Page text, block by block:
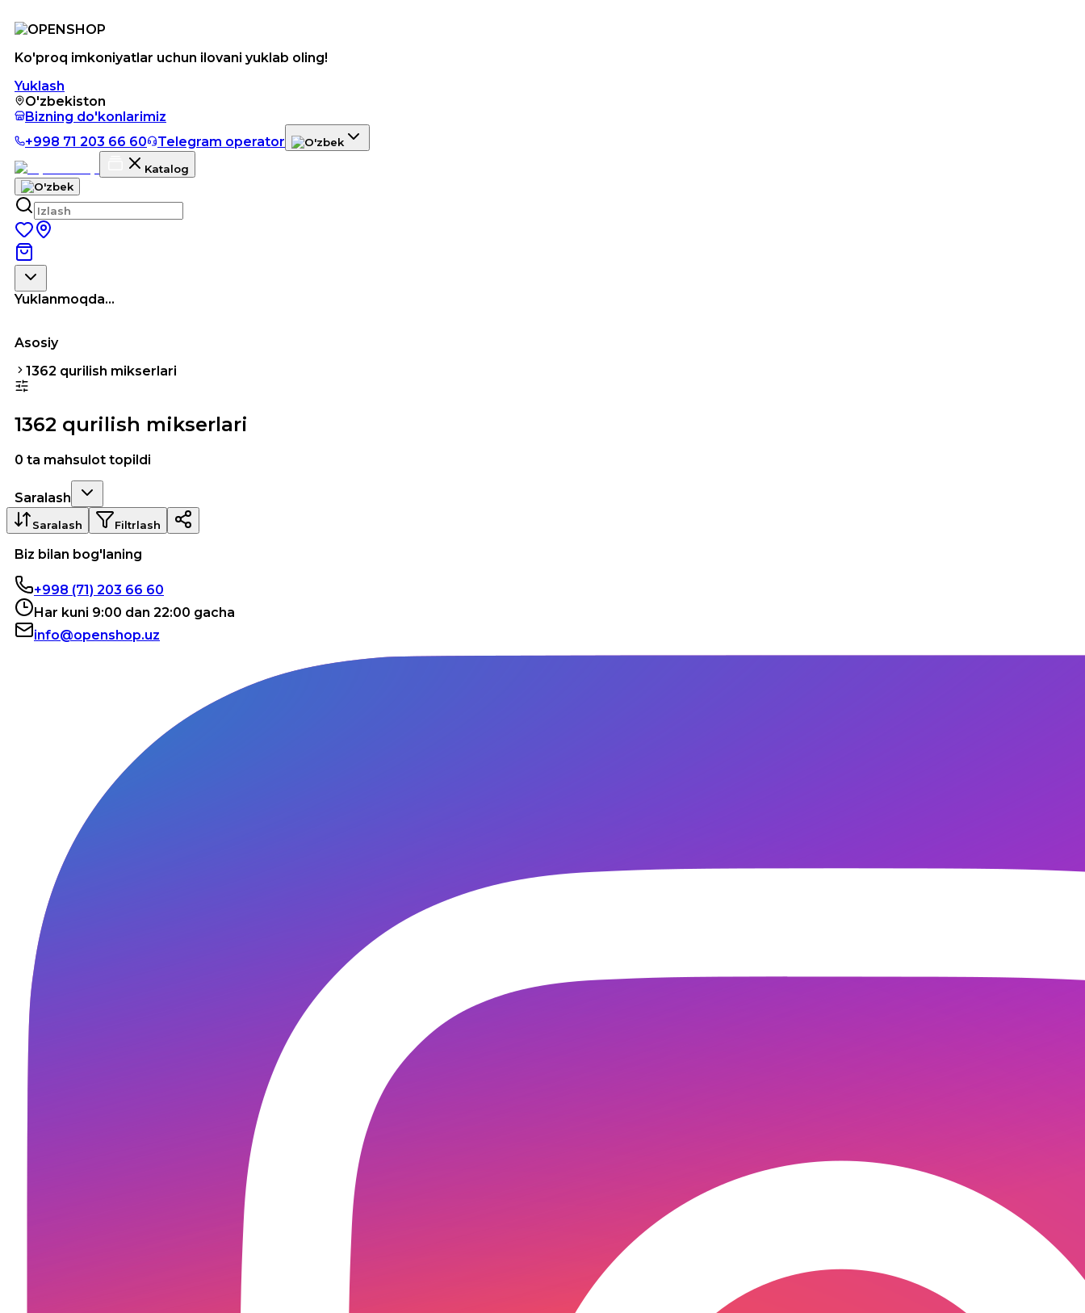
Ko'proq imkoniyatlar uchun ilovani yuklab oling!
Yuklash
O'zbekiston
Bizning do'konlarimiz
+998 71 203 66 60
Telegram operator
Katalog
Yuklanmoqda...
Asosiy
1362 qurilish mikserlari
1362 qurilish mikserlari
0 ta mahsulot topildi
Saralash
Saralash Filtrlash
Biz bilan bog'laning
+998 (71) 203 66 60
Har kuni 9:00 dan 22:00 gacha
info@openshop.uz